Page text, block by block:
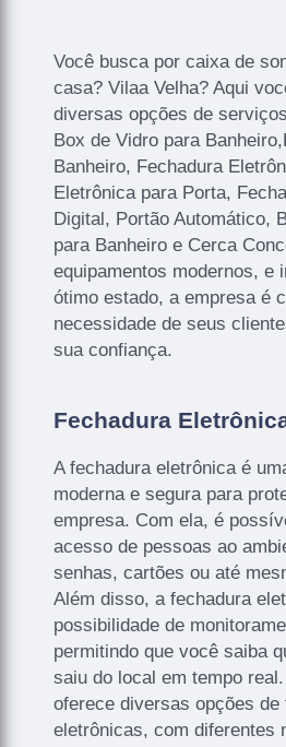
Você busca por caixa de
casa? Vilaa Velha? Aqui
diversas opções de
Box de Vidro para
Banheiro, Fechadura
Eletrônica para Porta,
Digital, Portão Automático,
para Banheiro e Cerca
equipamentos modernos, e
ótimo estado, a empresa é
necessidade de seus
sua confiança.
Fechadura
A fechadura eletrônica é
moderna e segura para
empresa. Com ela, é
acesso de pessoas ao
senhas, cartões ou até
Além disso, a fechadura
possibilidade de
permitindo que você saiba
saiu do local em tempo
oferece diversas opções de
eletrônicas, com diferentes